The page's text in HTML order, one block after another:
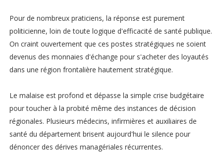
Pour de nombreux praticiens, la réponse est purement
politicienne, loin de toute logique d'efficacité de santé publique.
On craint ouvertement que ces postes stratégiques ne soient
devenus des monnaies d'échange pour s'acheter des loyautés
dans une région frontalière hautement stratégique.
Le malaise est profond et dépasse la simple crise budgétaire
pour toucher à la probité même des instances de décision
régionales. Plusieurs médecins, infirmières et auxiliaires de
santé du département brisent aujourd'hui le silence pour
dénoncer des dérives managériales récurrentes.